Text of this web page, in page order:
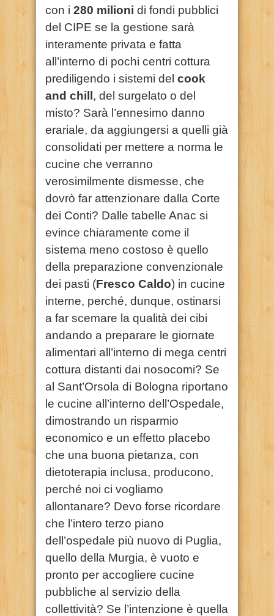
con i 280 milioni di fondi pubblici
del CIPE se la gestione sarà
interamente privata e fatta
all’interno di pochi centri cottura
prediligendo i sistemi del cook
and chill, del surgelato o del
misto? Sarà l’ennesimo danno
erariale, da aggiungersi a quelli già
consolidati per mettere a norma le
cucine che verranno
verosimilmente dismesse, che
dovrò far attenzionare dalla Corte
dei Conti? Dalle tabelle Anac si
evince chiaramente come il
sistema meno costoso è quello
della preparazione convenzionale
dei pasti (Fresco Caldo) in cucine
interne, perché, dunque, ostinarsi
a far scemare la qualità dei cibi
andando a preparare le giornate
alimentari all’interno di mega centri
cottura distanti dai nosocomi? Se
al Sant’Orsola di Bologna riportano
le cucine all’interno dell’Ospedale,
dimostrando un risparmio
economico e un effetto placebo
che una buona pietanza, con
dietoterapia inclusa, producono,
perché noi ci vogliamo
allontanare? Devo forse ricordare
che l’intero terzo piano
dell’ospedale più nuovo di Puglia,
quello della Murgia, è vuoto e
pronto per accogliere cucine
pubbliche al servizio della
collettività? Se l’intenzione è quella